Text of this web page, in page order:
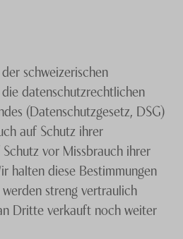
schweizerischen
datenschutzrechtlichen
(Datenschutzgesetz, DSG)
auf Schutz ihrer
vor Missbrauch ihrer
halten diese Bestimmungen
streng vertraulich
Dritte verkauft noch weiter